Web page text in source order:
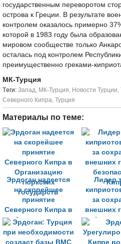
государственным переворотом
острова к Греции. В результате
контролем оказалось примерно
которой в 1983 году была
мировом сообществе только
осталась под контролем
преимущественно греками-
МК-Турция
Tеги: Запад, МК-Турция, Новости Турции,
Северного Кипра, Турция
Материалы по теме:
Эрдоган надеется
на скорейшее
принятие
Северного Кипра в
Организацию
тюркских
государств
Лидер
за
внешних